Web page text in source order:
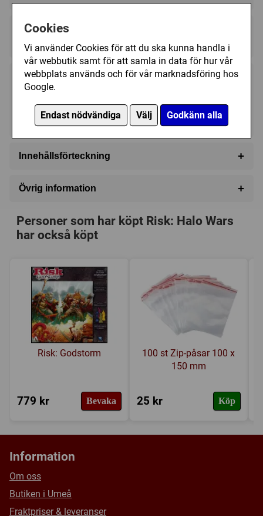
Cookies
Vi använder Cookies för att du ska kunna handla i
vår webbutik samt för att samla in data för hur vår
webbplats används och för vår marknadsföring hos
Google.
Endast nödvändiga Välj Godkänn alla
★★★★★★★★★★
★★★★★★★★★★
369 kr
Ej tillgänglig
Innehållsförteckning +
UNSC Fire Bases, Marines, Scorpion Tanks and
Covenant Command Centers, Grunts, Wraith and
Arbiter
Forms and Juggernaut
Custom game board
7 dice
Övrig information +
Kategori: Science Fiction,Områdeskontroll,
Områdesförflyttning
Länkar: Tillverkarens hemsida
BoardGameGeek
Försälj. rank:14054/18139
Personer som har köpt Risk: Halo Wars
har också köpt
Risk: Godstorm
779 kr Bevaka
100 st Zip-påsar 100 x
150 mm
25 kr Köp
Information
Om oss
Butiken i Umeå
Fraktpriser & leveranser